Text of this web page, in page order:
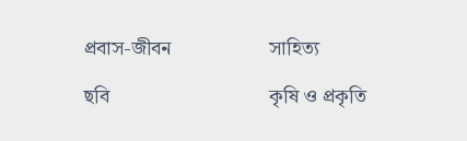
প্রবাস-জীবন
সাহিত্য
ছবি কৃষি ও প্রকৃতি